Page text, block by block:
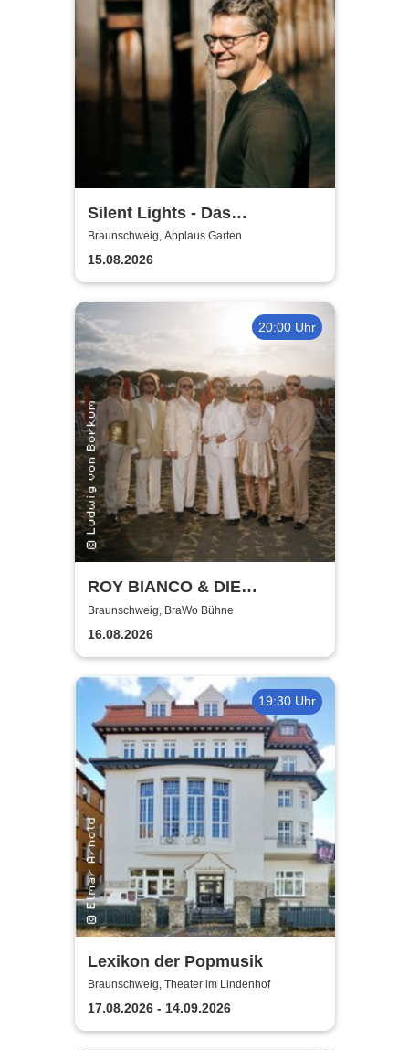
Silent Lights - Das
Mitternachtskonzert
Braunschweig, Applaus Garten
15.08.2026
20:00 Uhr
ROY BIANCO & DIE
ABBRUNZATI BOYS - LIVE
2026
Braunschweig, BraWo Bühne
16.08.2026
19:30 Uhr
Lexikon der Popmusik
Braunschweig, Theater im Lindenhof
17.08.2026 - 14.09.2026